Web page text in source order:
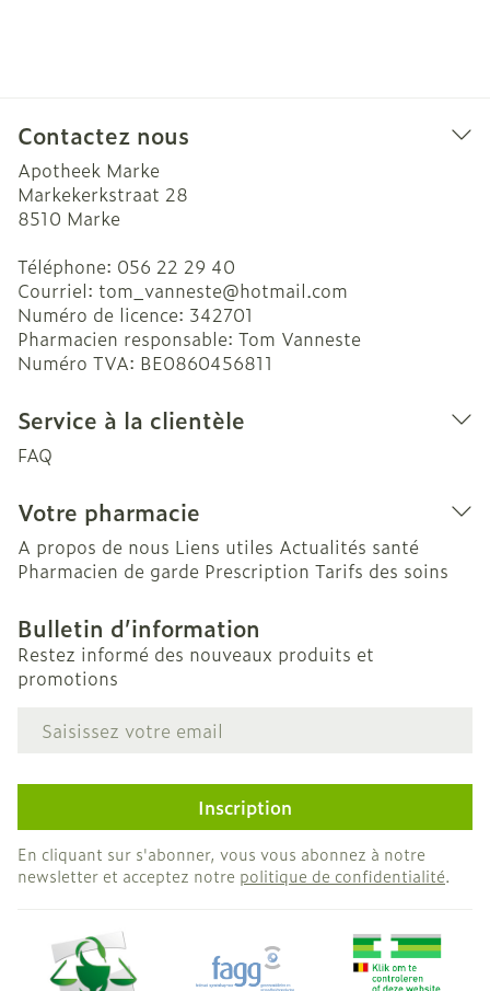
Contactez nous
Apotheek Marke
Markekerkstraat 28
8510 Marke
Téléphone: 056 22 29 40
Courriel: tom_vanneste@hotmail.com
Numéro de licence: 342701
Pharmacien responsable: Tom Vanneste
Numéro TVA: BE0860456811
Service à la clientèle
FAQ
Votre pharmacie
A propos de nous Liens utiles Actualités santé
Pharmacien de garde Prescription Tarifs des soins
Bulletin d’information
Restez informé des nouveaux produits et
promotions
Adresse mail
Inscription
En cliquant sur s'abonner, vous vous abonnez à notre
newsletter et acceptez notre politique de confidentialité.